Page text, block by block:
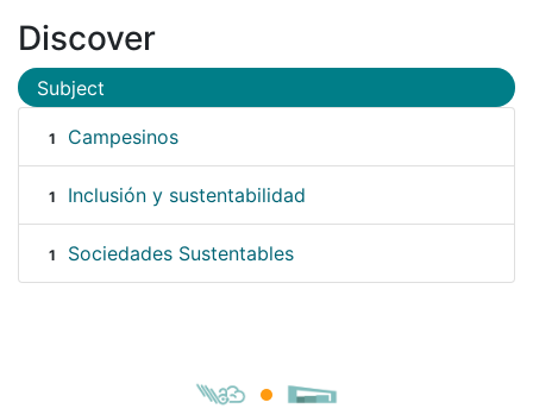
Discover
Subject
1 Campesinos
1 Inclusión y sustentabilidad
1 Sociedades Sustentables